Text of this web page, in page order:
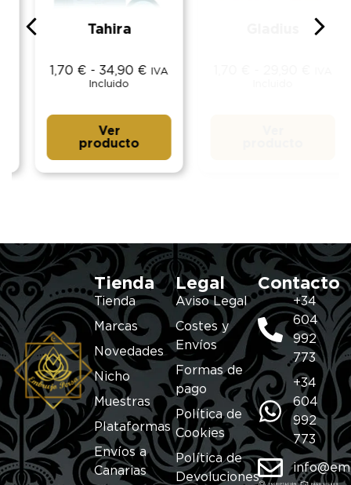
Tahira
1,70€ - 34,90€
IVA
Incluido
Ver
producto
Tienda
Tienda
Marcas
Novedades
Nicho
Muestras
Plataformas
Envíos a
Canarias
Legal
Aviso Legal
Costes y
Envíos
Formas de
pago
Política de
Cookies
Política de
Devoluciones
Contacto
+34
604
992
773
+34
604
992
773